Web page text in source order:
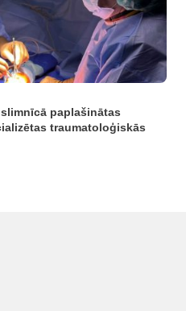
paplašinātas
traumatoloģiskās